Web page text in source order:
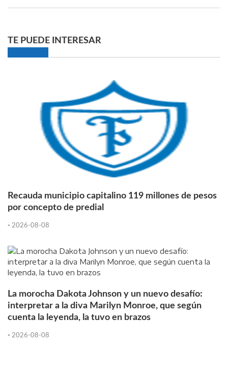
TE PUEDE INTERESAR
Recauda municipio capitalino 119 millones de pesos
por concepto de predial
- 2026-08-08
La morocha Dakota Johnson y un nuevo desafío:
interpretar a la diva Marilyn Monroe, que según
cuenta la leyenda, la tuvo en brazos
- 2026-08-08